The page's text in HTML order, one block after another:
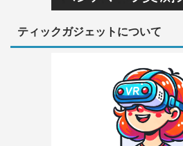
ティックガジェットについて